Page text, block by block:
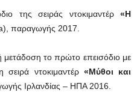
της σειράς ντοκιμαντέρ «Η
παραγωγής 2017.
το πρώτο επεισόδιο με
ντοκιμαντέρ«Μύθοι και
Ιρλανδίας – ΗΠΑ 2016.